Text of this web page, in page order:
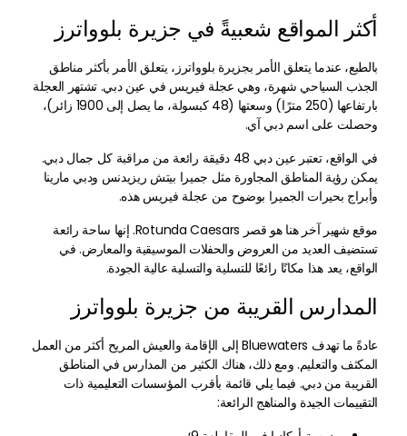
أكثر المواقع شعبيةً في جزيرة بلوواترز
بالطبع، عندما يتعلق الأمر بجزيرة بلوواترز، يتعلق الأمر بأكثر مناطق
الجذب السياحي شهرة، وهي عجلة فيريس في عين دبي. تشتهر العجلة
بارتفاعها (250 مترًا) وسعتها (48 كبسولة، ما يصل إلى 1900 زائر)،
وحصلت على اسم دبي آي.
في الواقع، تعتبر عين دبي 48 دقيقة رائعة من مراقبة كل جمال دبي.
يمكن رؤية المناطق المجاورة مثل جميرا بيتش ريزيدنس ودبي مارينا
وأبراج بحيرات الجميرا بوضوح من عجلة فيريس هذه.
موقع شهير آخر هنا هو قصر Rotunda Caesars. إنها ساحة رائعة
تستضيف العديد من العروض والحفلات الموسيقية والمعارض. في
الواقع، يعد هذا مكانًا رائعًا للتسلية والتسلية عالية الجودة.
المدارس القريبة من جزيرة بلوواترز
عادةً ما تهدف Bluewaters إلى الإقامة والعيش المريح أكثر من العمل
المكثف والتعليم. ومع ذلك، هناك الكثير من المدارس في المناطق
القريبة من دبي. فيما يلي قائمة بأقرب المؤسسات التعليمية ذات
التقييمات الجيدة والمناهج الرائعة: